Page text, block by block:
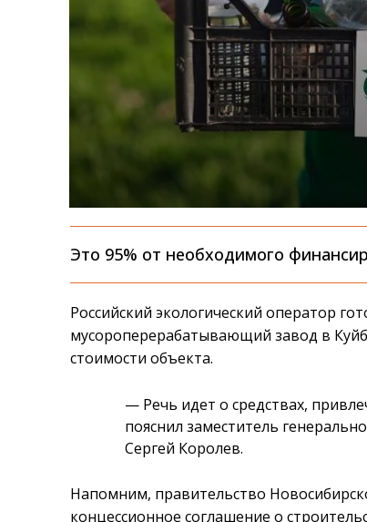
Это 95% от необходимого
Российский экологический оператор
мусороперерабатывающий завод в
стоимости объекта.
— Речь идет о средствах,
пояснил заместитель
Сергей Королев.
Напомним, правительство
концессионное соглашение о